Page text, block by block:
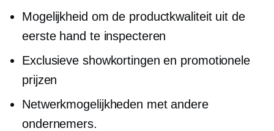
Mogelijkheid om de productkwaliteit uit de
eerste hand te inspecteren
Exclusieve showkortingen en promotionele
prijzen
Netwerkmogelijkheden met andere
ondernemers.